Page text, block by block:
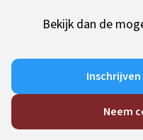
Bekijk dan de
Neem